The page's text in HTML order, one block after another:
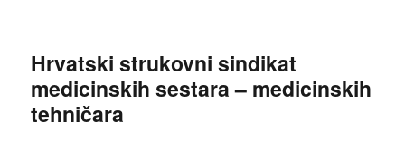
Hrvatski strukovni sindikat
medicinskih sestara – medicinskih
tehničara